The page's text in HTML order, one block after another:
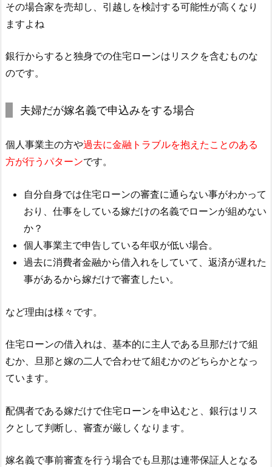
その場合家を売却し、引越しを検討する可能性が高くなり
ますよね
銀行からすると独身での住宅ローンはリスクを含むものな
のです。
夫婦だが嫁名義で申込みをする場合
個人事業主の方や過去に金融トラブルを抱えたことのある
方が行うパターンです。
自分自身では住宅ローンの審査に通らない事がわかって
おり、仕事をしている嫁だけの名義でローンが組めない
か？
個人事業主で申告している年収が低い場合。
過去に消費者金融から借入れをしていて、返済が遅れた
事があるから嫁だけで審査したい。
など理由は様々です。
住宅ローンの借入れは、基本的に主人である旦那だけで組
むか、旦那と嫁の二人で合わせて組むかのどちらかとなっ
ています。
配偶者である嫁だけで住宅ローンを申込むと、銀行はリス
クとして判断し、審査が厳しくなります。
嫁名義で事前審査を行う場合でも旦那は連帯保証人となる